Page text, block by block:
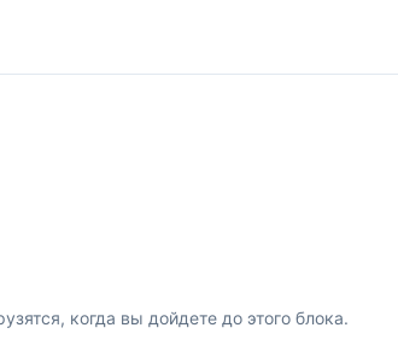
когда вы дойдете до этого блока.